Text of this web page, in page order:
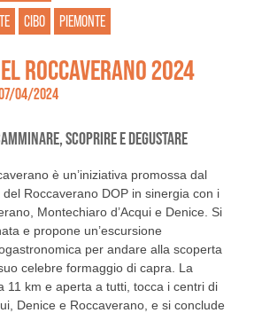
CIBO PIEMONTE
ROCCAVERANO 2024
07/04/2024
SCOPRIRE E DEGUSTARE
è un’iniziativa promossa dal
Roccaverano DOP in sinergia con i
Montechiaro d’Acqui e Denice. Si
e propone un’escursione
per andare alla scoperta
celebre formaggio di capra. La
11 km e aperta a tutti, tocca i centri di
Denice e Roccaverano, e si conclude